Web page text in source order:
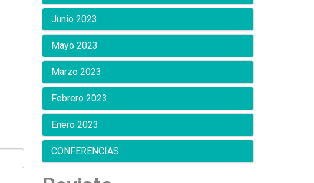
Junio 2023
Mayo 2023
Marzo 2023
Febrero 2023
Enero 2023
CONFERENCIAS